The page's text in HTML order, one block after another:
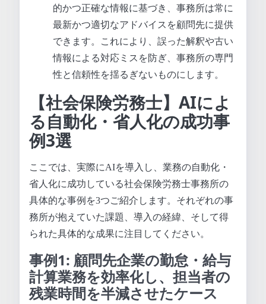
的かつ正確な情報に基づき、事務所は常に
最新かつ適切なアドバイスを顧問先に提供
できます。これにより、誤った解釈や古い
情報による対応ミスを防ぎ、事務所の専門
性と信頼性を揺るぎないものにします。
【社会保険労務士】AIによ
る自動化・省人化の成功事
例3選
ここでは、実際にAIを導入し、業務の自動化・
省人化に成功している社会保険労務士事務所の
具体的な事例を3つご紹介します。それぞれの事
務所が抱えていた課題、導入の経緯、そして得
られた具体的な成果に注目してください。
事例1: 顧問先企業の勤怠・給与
計算業務を効率化し、担当者の
残業時間を半減させたケース